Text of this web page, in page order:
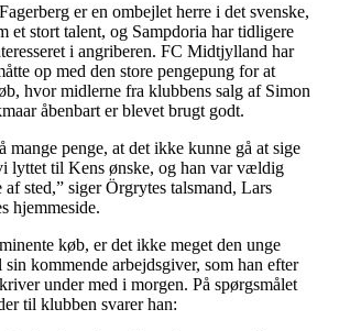
er en ombejlet herre i det svenske,
et stort talent, og Sampdoria har tidligere
i angriberen. FC Midtjylland har
op med den store pengepung for at
hvor midlerne fra klubbens salg af Simon
åbenbart er blevet brugt godt.
mange penge, at det ikke kunne gå at sige
lyttet til Kens ønske, og han var vældig
af sted,” siger Örgrytes talsmand, Lars
hjemmeside.
køb, er det ikke meget den unge
kommende arbejdsgiver, som han efter
under med i morgen. På spørgsmålet
til klubben svarer han: